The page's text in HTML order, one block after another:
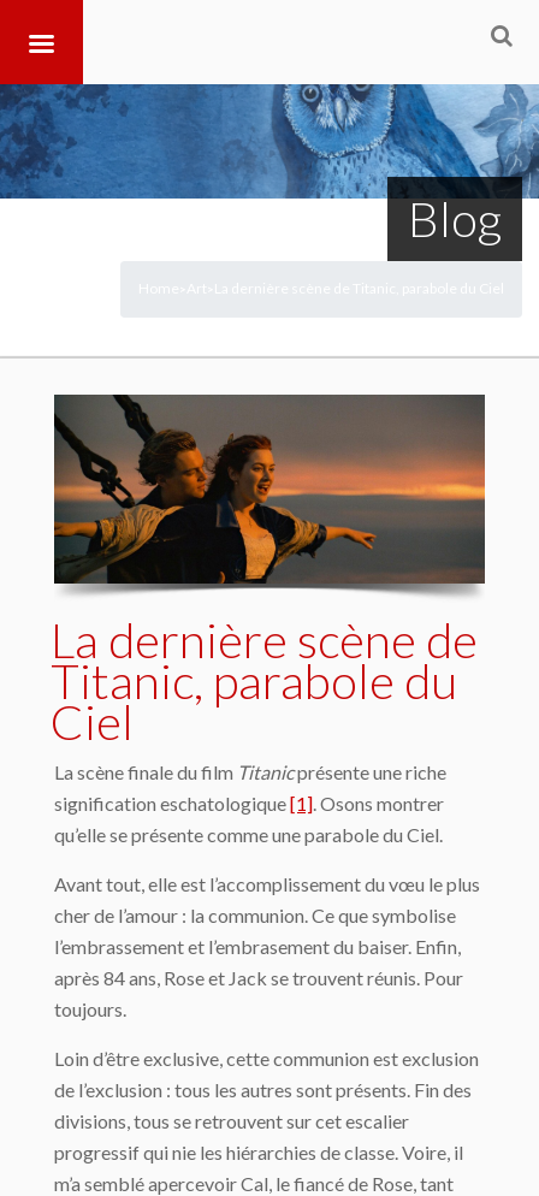
Blog
La dernière scène de
Titanic, parabole du
Ciel
La scène finale du film Titanicprésente une riche
signification eschatologique[1] . Osons montrer
qu’elle se présente comme une parabole du Ciel.
Avant tout, elle est l’accomplissement du vœu le plus
cher de l’amour : la communion. Ce que symbolise
l’embrassement et l’embrasement du baiser. Enfin,
après 84 ans, Rose et Jack se trouvent réunis. Pour
toujours.
Loin d’être exclusive, cette communion est exclusion
de l’exclusion : tous les autres sont présents. Fin des
divisions, tous se retrouvent sur cet escalier
progressif qui nie les hiérarchies de classe. Voire, il
m’a semblé apercevoir Cal, le fiancé de Rose, tant